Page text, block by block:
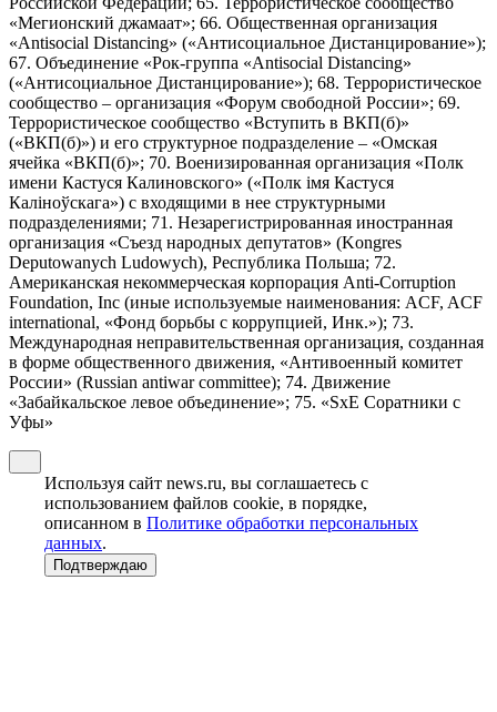
«Мегионский джамаат»; 66. Общественная организация
«Antisocial Distancing» («Антисоциальное Дистанцирование»);
67. Объединение «Рок-группа «Antisocial Distancing»
(«Антисоциальное Дистанцирование»); 68. Террористическое
сообщество – организация «Форум свободной России»; 69.
Террористическое сообщество «Вступить в ВКП(б)»
(«ВКП(б)») и его структурное подразделение – «Омская
ячейка «ВКП(б)»; 70. Военизированная организация «Полк
имени Кастуся Калиновского» («Полк iмя Кастуся
Калiноўскага») с входящими в нее структурными
подразделениями; 71. Незарегистрированная иностранная
организация «Съезд народных депутатов» (Kongres
Deputowanych Ludowych), Республика Польша; 72.
Американская некоммерческая корпорация Anti-Corruption
Foundation, Inc (иные используемые наименования: ACF, ACF
international, «Фонд борьбы с коррупцией, Инк.»); 73.
Международная неправительственная организация, созданная
в форме общественного движения, «Антивоенный комитет
России» (Russian antiwar committee); 74. Движение
«Забайкальское левое объединение»; 75. «SxE Соратники с
Уфы»
Используя сайт news.ru, вы соглашаетесь с
использованием файлов cookie, в порядке,
описанном в Политике обработки персональных
данных.
Подтверждаю